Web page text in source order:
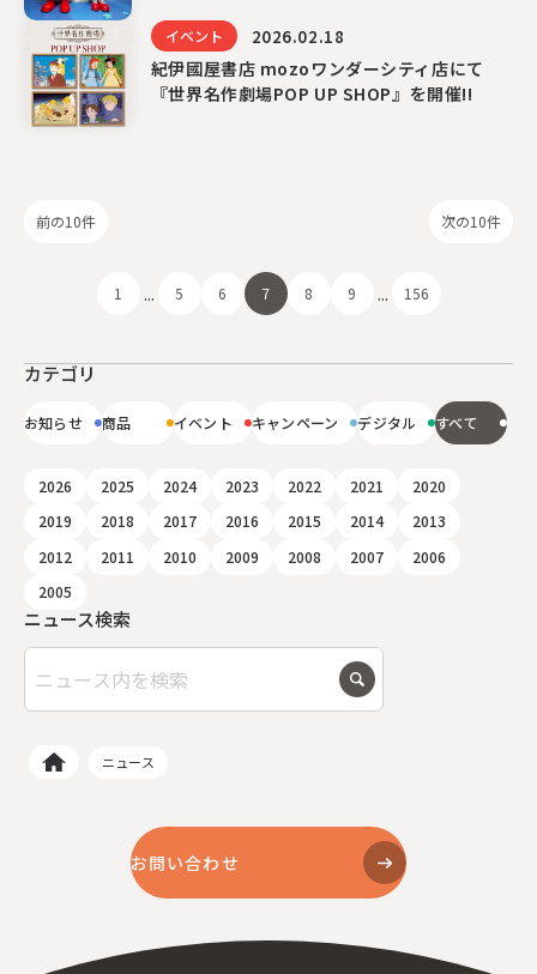
ニュース検索
カテゴリ
お知らせ 商品 イベント キャンペーン デジタル すべて
2026 2025 2024 2023 2022 2021
2020
2019
2018 2017 2016 2015 2014
2013
2012
2011 2010 2009 2008 2007
2006
2005
イベント 2026.02.18
紀伊國屋書店 mozoワンダーシティ店にて
『世界名作劇場POP UP SHOP』を開催!!
1
前の10件
... 5 6 7 8 9 ...
次の10件
156
ニュース
お問い合わせ